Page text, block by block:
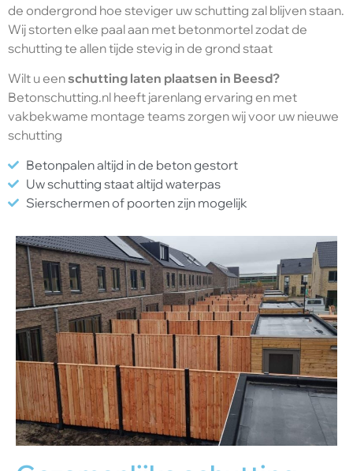
de ondergrond hoe steviger uw schutting zal blijven staan.
Wij storten elke paal aan met betonmortel zodat de
schutting te allen tijde stevig in de grond staat
Wilt u eenschutting laten plaatsen in Beesd?
Betonschutting.nl heeft jarenlang ervaring en met
vakbekwame montage teams zorgen wij voor uw nieuwe
schutting
Betonpalen altijd in de beton gestort
Uw schutting staat altijd waterpas
Sierschermen of poorten zijn mogelijk